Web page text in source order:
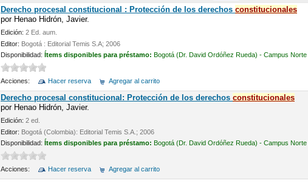
Derecho procesal constitucional : Protección de los derechos constitucionales
por Henao Hidrón, Javier.
Edición: 2 Ed. aum.
Editor: Bogotá : Editorial Temis S.A; 2006
Disponibilidad: Ítems disponibles para préstamo: Bogotá (Dr. David Ordóñez Rueda) - Campus Norte
Acciones: Hacer reserva Agregar al carrito
Derecho procesal constitucional: Protección de los derechos constitucionales
por Henao Hidrón, Javier.
Edición: 2 ed.
Editor: Bogotá (Colombia): Editorial Temis S.A.; 2006
Disponibilidad: Ítems disponibles para préstamo: Bogotá (Dr. David Ordóñez Rueda) - Campus
Acciones: Hacer reserva Agregar al carrito